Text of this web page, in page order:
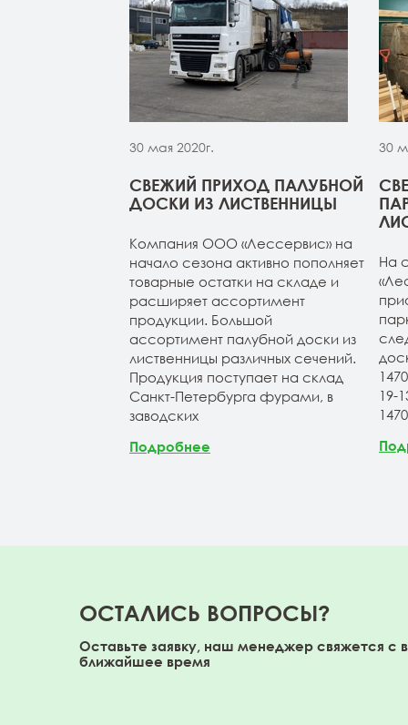
30 мая 2020г.
СВЕЖИЙ ПРИХОД ПАЛУБНОЙ
ДОСКИ ИЗ ЛИСТВЕННИЦЫ
Компания ООО «Лессервис» на
начало сезона активно пополняет
товарные остатки на складе и
расширяет ассортимент
продукции. Большой
ассортимент палубной доски из
лиственницы различных сечений.
Продукция поступает на склад
Санкт-Петербурга фурами, в
заводских
Подробнее
30
На
19-
ОСТАЛИСЬ ВОПРОСЫ?
Оставьте заявку, наш менеджер свяжется с
ближайшее время